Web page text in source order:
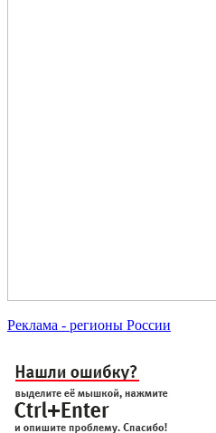
Реклама - регионы России